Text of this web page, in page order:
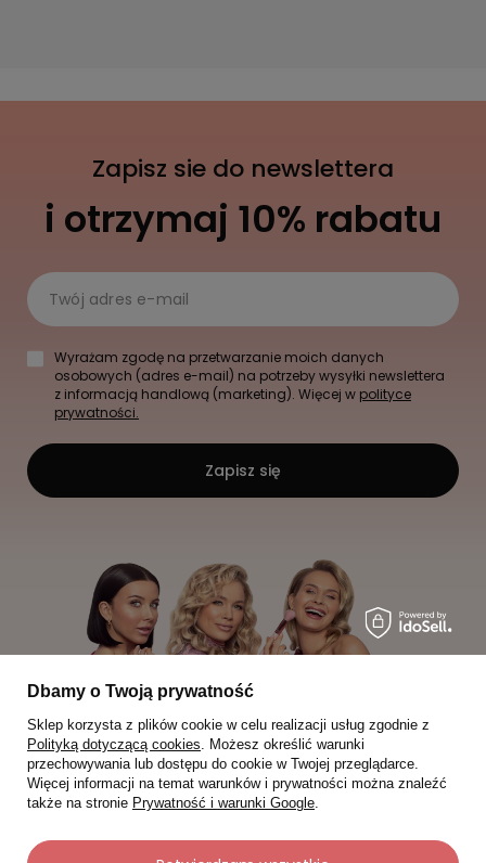
Zapisz sie do newslettera
i otrzymaj 10% rabatu
Twój adres e-mail
Wyrażam zgodę na przetwarzanie moich danych
osobowych (adres e-mail) na potrzeby wysyłki newslettera
z informacją handlową (marketing). Więcej w polityce
prywatności.
Zapisz się
Dbamy o Twoją prywatność
Sklep korzysta z plików cookie w celu realizacji usług zgodnie z
Polityką dotyczącą cookies. Możesz określić warunki
przechowywania lub dostępu do cookie w Twojej przeglądarce.
Więcej informacji na temat warunków i prywatności można znaleźć
także na stronie Prywatność i warunki Google.